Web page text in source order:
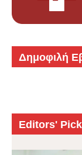
Δημοφιλή
Editors'